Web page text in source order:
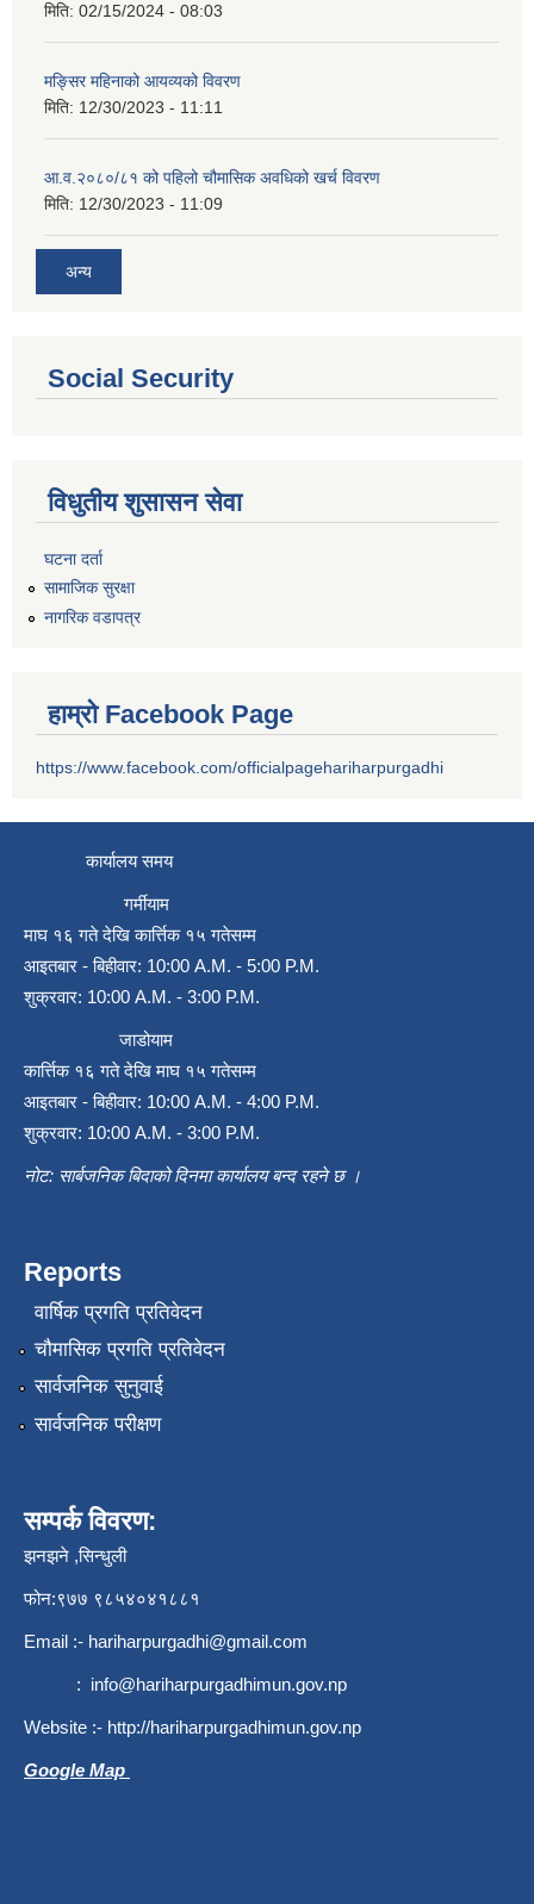
मिति: 02/15/2024 - 08:03
मङ्सिर महिनाको आयव्यको विवरण
मिति: 12/30/2023 - 11:11
आ.व.२०८०/८१ को पहिलो चौमासिक अवधिको खर्च विवरण
मिति: 12/30/2023 - 11:09
अन्य
Social Security
विधुतीय शुसासन सेवा
घटना दर्ता
सामाजिक सुरक्षा
नागरिक वडापत्र
हाम्रो Facebook Page
https://www.facebook.com/officialpagehariharpurgadhi
कार्यालय समय
गर्मीयाम
माघ १६ गते देखि कार्त्तिक १५ गतेसम्म
आइतबार - बिहीवार: 10:00 A.M. - 5:00 P.M.
शुक्रवार: 10:00 A.M. - 3:00 P.M.
जाडोयाम
कार्त्तिक १६ गते देखि माघ १५ गतेसम्म
आइतबार - बिहीवार: 10:00 A.M. - 4:00 P.M.
शुक्रवार: 10:00 A.M. - 3:00 P.M.
नोट: सार्बजनिक बिदाको दिनमा कार्यालय बन्द रहने छ ।
Reports
वार्षिक प्रगति प्रतिवेदन
चौमासिक प्रगति प्रतिवेदन
सार्वजनिक सुनुवाई
सार्वजनिक परीक्षण
सम्पर्क विवरण:
झनझने ,सिन्धुली
फोन:९७७ ९८५४०४१८८१
Email :- hariharpurgadhi@gmail.com
: info@hariharpurgadhimun.gov.np
Website :- http://hariharpurgadhimun.gov.np
Google Map